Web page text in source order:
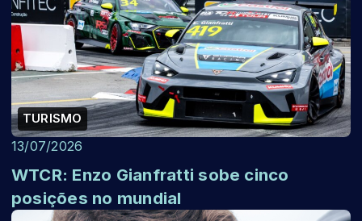
TURISMO
13/07/2026
WTCR: Enzo Gianfratti sobe cinco
posições no mundial